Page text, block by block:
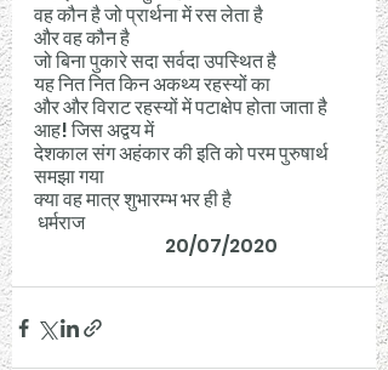
वह कौन है जो प्रार्थना में रस लेता है
और वह कौन है
जो बिना पुकारे सदा सर्वदा उपस्थित है
यह नित नित किन अकथ्य रहस्यों का
और और विराट रहस्यों में पटाक्षेप होता जाता है
आह! जिस अद्वय में
देशकाल संग अहंकार की इति को परम पुरुषार्थ
समझा गया
क्या वह मात्र शुभारम्भ भर ही है
धर्मराज
                                    20/07/2020